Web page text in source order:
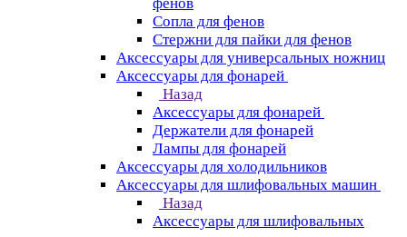
Сопла для фенов
Стержни для пайки для фенов
Аксессуары для универсальных ножниц
Аксессуары для фонарей
Назад
Аксессуары для фонарей
Держатели для фонарей
Лампы для фонарей
Аксессуары для холодильников
Аксессуары для шлифовальных машин
Назад
Аксессуары для шлифовальных